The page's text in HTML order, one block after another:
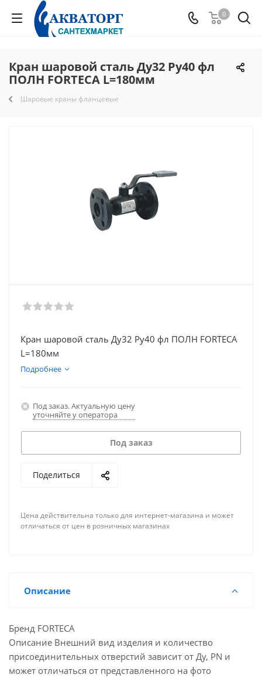
0
Кран шаровой сталь Ду32 Ру40 фл
ПОЛН FORTECA L=180мм
Шаровые краны фланцевые
Кран шаровой сталь Ду32 Ру40 фл ПОЛН FORTECA
L=180мм
Подробнее
Под заказ. Актуальную цену
уточняйте у оператора
Под заказ
Поделиться
Цена действительна только для интернет-магазина и может
отличаться от цен в розничных магазинах
Описание
Бренд FORTECA
Описание Внешний вид изделия и количество
присоединительных отверстий зависит от Ду, PN и
может отличаться от представленного на фото